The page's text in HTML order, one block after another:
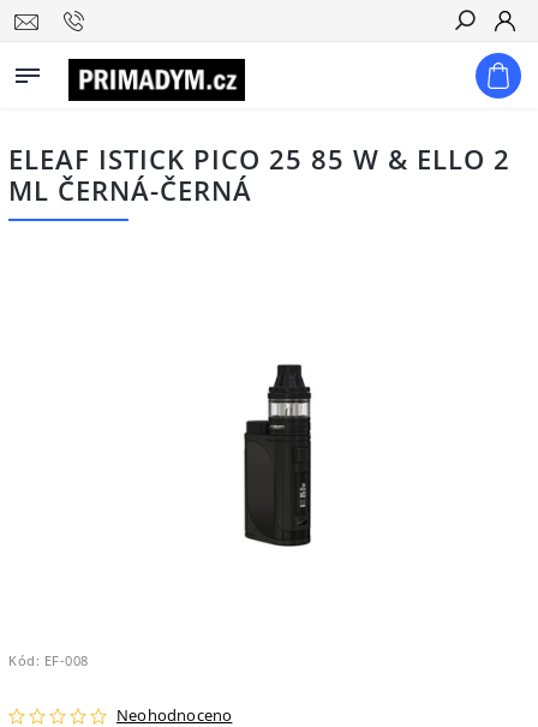
Hledat
ELEAF ISTICK PICO 25 85 W & ELLO 2
ML ČERNÁ-ČERNÁ
Kód: EF-008
Neohodnoceno